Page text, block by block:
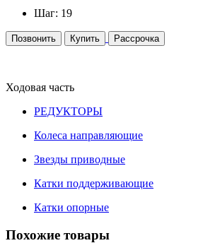
Шаг: 19
Позвонить Купить Рассрочка
Ходовая часть
РЕДУКТОРЫ
Колеса направляющие
Звезды приводные
Катки поддерживающие
Катки опорные
Похожие товары